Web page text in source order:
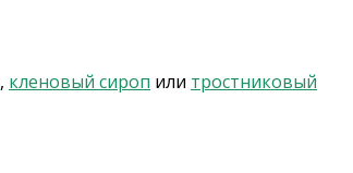
, кленовый сироп или тростниковый